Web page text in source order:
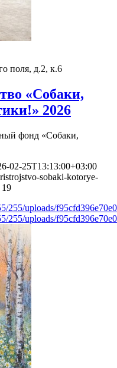
поля, д.2, к.6
«Собаки,
2026
фонд «Собаки,
02-25T13:13:00+03:00
sobaki-kotorye-
19
255/uploads/
255/uploads/